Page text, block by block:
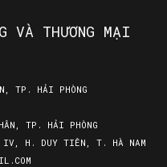
VÀ THƯƠNG MẠI
TP. HẢI PHÒNG
TP. HẢI PHÒNG
IV, H. DUY TIÊN, T. HÀ NAM